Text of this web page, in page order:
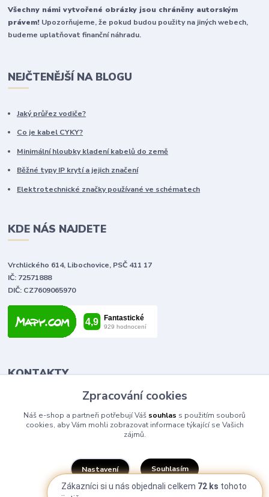
Všechny námi vytvořené obrázky jsou chráněny autorským
právem! Upozorňujeme, že pokud budou použity na jiných webech,
budeme uplatňovat finanční náhradu.
NEJČTENĚJŠÍ NA BLOGU
Jaký průřez vodiče?
Co je kabel CYKY?
Minimální hloubky kladení kabelů do země
Běžné typy IP krytí a jejich značení
Elektrotechnické značky používané ve schématech
KDE NÁS NAJDETE
Vrchlického 614, Libochovice, PSČ 411 17
IČ: 72571888
DIČ: CZ7609065970
KONTAKTY
Tomáš Vlček
+420 702 090 443
volejte od 9,00 - 20,00 hod
info@elektromaterial.cz
Zpracování cookies
Náš e-shop a partneři potřebují Váš souhlas s použitím souborů
cookies, aby Vám mohli zobrazovat informace týkající se Vašich
zájmů.
Nastavení Souhlasím
Zákazníci si u nás objednali celkem 72 ks tohoto